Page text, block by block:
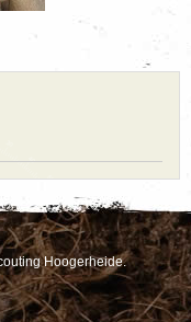
Hoogerheide.